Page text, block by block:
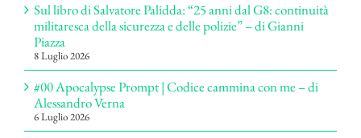
Sul libro di Salvatore Palidda: “25 anni dal G8: continuità
militaresca della sicurezza e delle polizie” – di Gianni
Piazza
8 Luglio 2026
#00 Apocalypse Prompt | Codice cammina con me – di
Alessandro Verna
6 Luglio 2026